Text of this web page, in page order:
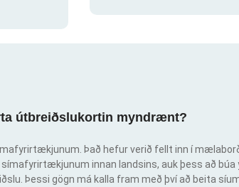
útbreiðslukortin myndrænt?
Það hefur verið fellt inn í
innan landsins, auk þess að búa
Þessi gögn má kalla fram með því að beita